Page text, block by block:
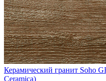
Керамический гранит Soho
Ceramica)